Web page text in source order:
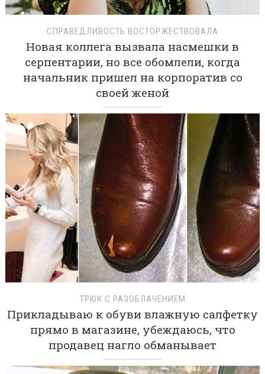
СПРАВЕДЛИВОСТЬ ВОСТОРЖЕСТВОВАЛА
Новая коллега вызвала насмешки в
серпентарии, но все обомлели, когда
начальник пришел на корпоратив со
своей женой
ТРЮК С РАЗОБЛАЧЕНИЕМ
Прикладываю к обуви влажную салфетку
прямо в магазине, убеждаюсь, что
продавец нагло обманывает